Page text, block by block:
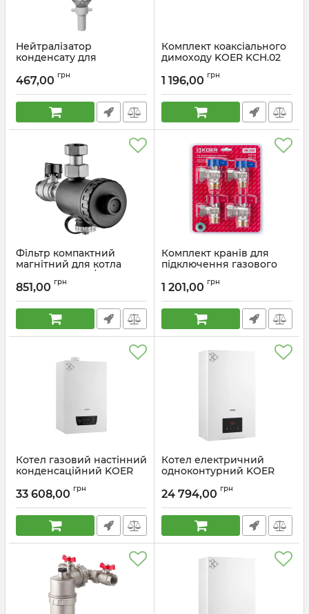
Нейтралізатор
конденсату для
Koer KR.1281-20 - 3/4"x20
Артикул: KR5858
467,00 грн
Комплект коаксіального
димоходу KOER KCH.02
турбованого котла 1000
Артикул: KR5660
1 196,00 грн
Фільтр компактний
магнітний для котла
Koer KR.1274 - 3/4" з
краном (PA-GF) (KR5679)
Артикул: KR5679
851,00 грн
Комплект кранів для
підключення газового
кутовий (1/2"x2шт,
Артикул: KR3126
1 201,00 грн
Котел газовий настінний
конденсаційний KOER
двоконтурний 24 кВт
Артикул: KR5661
33 608,00 грн
Котел електричний
одноконтурний KOER
колір білий (KR5563)
Артикул: KR5563
24 794,00 грн